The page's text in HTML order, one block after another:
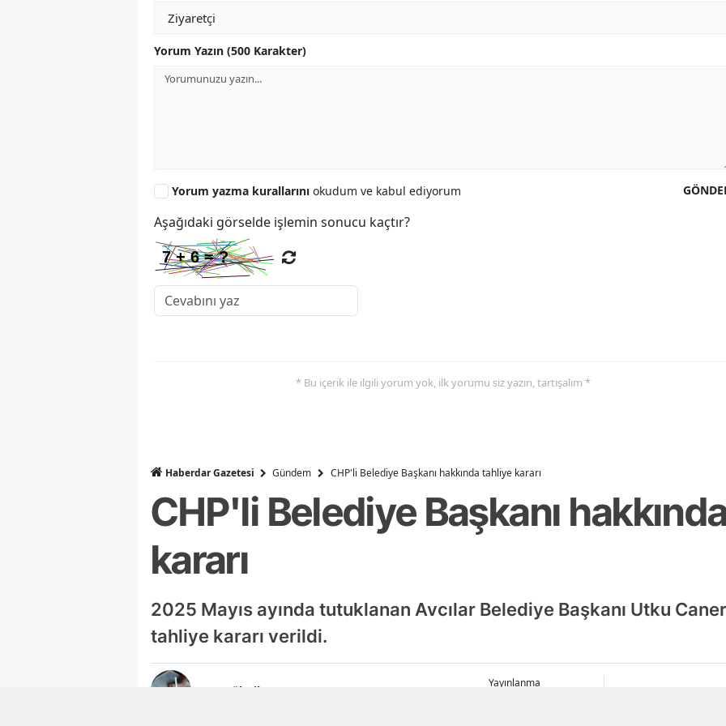
Yorum Yazın (500 Karakter)
Yorum yazma kurallarını okudum ve kabul ediyorum
Aşağıdaki görselde işlemin sonucu kaçtır?
* Bu içerik ile ilgili yorum yok, ilk yorumu siz yazın, tartışalım *
Haberdar Gazetesi Gündem CHP'li Belediye Başkanı hakkında tahliye kararı
CHP'li Belediye Başkanı
kararı
2025 Mayıs ayında tutuklanan Avcılar Belediye Başkanı Utku
tahliye kararı verildi.
Ayşegül Dilaver
Yayınlanma